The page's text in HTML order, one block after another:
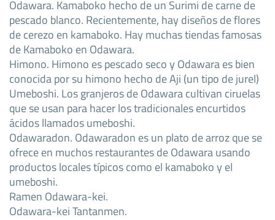
Odawara. Kamaboko hecho de un Surimi de carne de
pescado blanco. Recientemente, hay diseños de flores
de cerezo en kamaboko. Hay muchas tiendas famosas
de Kamaboko en Odawara.
Himono. Himono es pescado seco y Odawara es bien
conocida por su himono hecho de Aji (un tipo de jurel)
Umeboshi. Los granjeros de Odawara cultivan ciruelas
que se usan para hacer los tradicionales encurtidos
ácidos llamados umeboshi.
Odawaradon. Odawaradon es un plato de arroz que se
ofrece en muchos restaurantes de Odawara usando
productos locales típicos como el kamaboko y el
umeboshi.
Ramen Odawara-kei.
Odawara-kei Tantanmen.